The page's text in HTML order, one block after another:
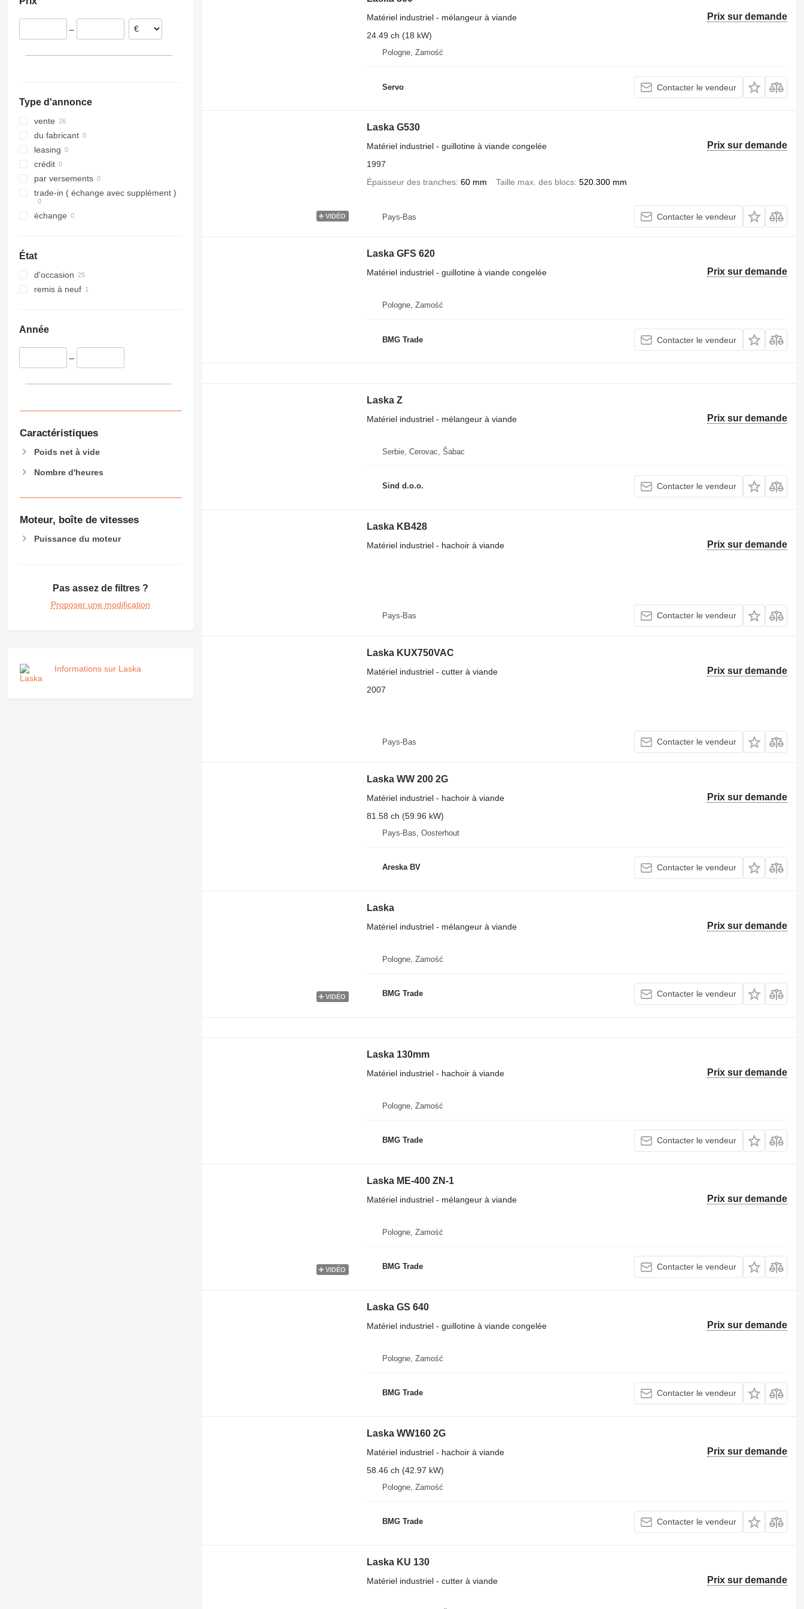
–
Type d'annonce
vente
du fabricant
leasing
crédit
par versements
trade-in ( échange avec supplément )
échange
État
d'occasion
remis à neuf
Année
–
Caractéristiques
Poids net à vide
Nombre d'heures
Moteur, boîte de vitesses
Puissance du moteur
Pas assez de filtres ?
Proposer une modification
Informations sur Laska
Prix sur demande
Matériel industriel - mélangeur à viande
24.49 ch (18 kW)
Pologne, Zamość
Servo Contacter le vendeur
VIDÉO
Laska G530
Prix sur demande
Matériel industriel - guillotine à viande congelée
1997
Épaisseur des tranches 60 mm Taille max. des blocs 520.300 mm
Pays-Bas Contacter le vendeur
Laska GFS 620
Prix sur demande
Matériel industriel - guillotine à viande congelée
Pologne, Zamość
BMG Trade Contacter le vendeur
Laska Z
Prix sur demande
Matériel industriel - mélangeur à viande
Serbie, Cerovac, Šabac
Sind d.o.o. Contacter le vendeur
Laska KB428
Prix sur demande
Matériel industriel - hachoir à viande
Pays-Bas Contacter le vendeur
Laska KUX750VAC
Prix sur demande
Matériel industriel - cutter à viande
2007
Pays-Bas Contacter le vendeur
Laska WW 200 2G
Prix sur demande
Matériel industriel - hachoir à viande
81.58 ch (59.96 kW)
Pays-Bas, Oosterhout
Areska BV Contacter le vendeur
VIDÉO
Laska
Prix sur demande
Matériel industriel - mélangeur à viande
Pologne, Zamość
BMG Trade Contacter le vendeur
Laska 130mm
Prix sur demande
Matériel industriel - hachoir à viande
Pologne, Zamość
BMG Trade Contacter le vendeur
VIDÉO
Laska ME-400 ZN-1
Prix sur demande
Matériel industriel - mélangeur à viande
Pologne, Zamość
BMG Trade Contacter le vendeur
Laska GS 640
Prix sur demande
Matériel industriel - guillotine à viande congelée
Pologne, Zamość
BMG Trade Contacter le vendeur
Laska WW160 2G
Prix sur demande
Matériel industriel - hachoir à viande
58.46 ch (42.97 kW)
Pologne, Zamość
BMG Trade Contacter le vendeur
Laska KU 130
Prix sur demande
Matériel industriel - cutter à viande